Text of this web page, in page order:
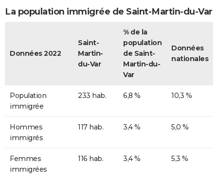
La population immigrée de Saint-Martin-du-Var
Données 2022
Saint-
Martin-
du-Var
% de la
population
de Saint-
Martin-du-
Var
Données
nationales
Population
immigrée
233 hab. 6,8 % 10,3 %
Hommes
immigrés
117 hab. 3,4 % 5,0 %
Femmes
immigrées
116 hab. 3,4 % 5,3 %